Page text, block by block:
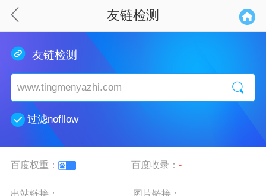
友链检测
友链检测
过滤nofllow
百度权重： - 百度收录：-
出站链接：
图片链接：